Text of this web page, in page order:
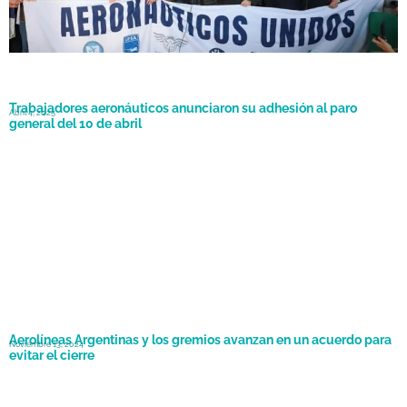
Trabajadores aeronáuticos anunciaron su adhesión al paro
general del 10 de abril
Abril 4, 2025
Aerolíneas Argentinas y los gremios avanzan en un acuerdo para
evitar el cierre
Noviembre 13, 2024